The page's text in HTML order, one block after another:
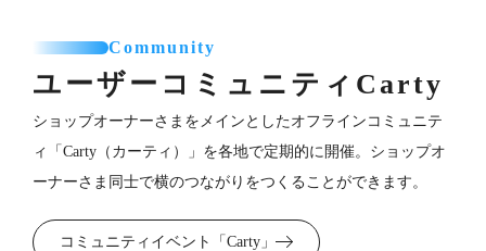
Community
ユーザーコミュニティ Carty
ショップオーナーさまをメインとしたオフラインコミュニテ
ィ「Carty（カーティ）」を各地で定期的に開催。ショップオ
ーナーさま同士で横のつながりをつくることができます。
コミュニティイベント「Carty」